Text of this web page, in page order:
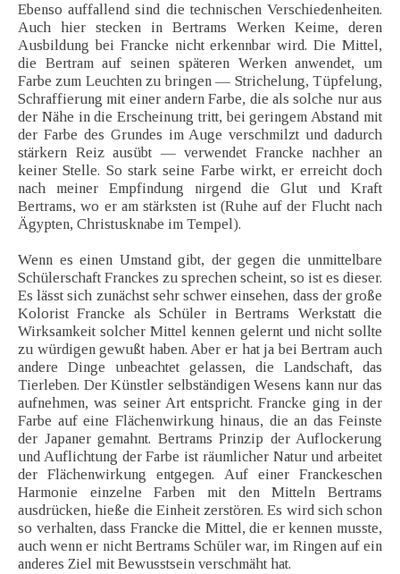
Ebenso auffallend sind die technischen Verschiedenheiten.
Auch hier stecken in Bertrams Werken Keime, deren
Ausbildung bei Francke nicht erkennbar wird. Die Mittel,
die Bertram auf seinen späteren Werken anwendet, um
Farbe zum Leuchten zu bringen — Strichelung, Tüpfelung,
Schraffierung mit einer andern Farbe, die als solche nur aus
der Nähe in die Erscheinung tritt, bei geringem Abstand mit
der Farbe des Grundes im Auge verschmilzt und dadurch
stärkern Reiz ausübt — verwendet Francke nachher an
keiner Stelle. So stark seine Farbe wirkt, er erreicht doch
nach meiner Empfindung nirgend die Glut und Kraft
Bertrams, wo er am stärksten ist (Ruhe auf der Flucht nach
Ägypten, Christusknabe im Tempel).
Wenn es einen Umstand gibt, der gegen die unmittelbare
Schülerschaft Franckes zu sprechen scheint, so ist es dieser.
Es lässt sich zunächst sehr schwer einsehen, dass der große
Kolorist Francke als Schüler in Bertrams Werkstatt die
Wirksamkeit solcher Mittel kennen gelernt und nicht sollte
zu würdigen gewußt haben. Aber er hat ja bei Bertram auch
andere Dinge unbeachtet gelassen, die Landschaft, das
Tierleben. Der Künstler selbständigen Wesens kann nur das
aufnehmen, was seiner Art entspricht. Francke ging in der
Farbe auf eine Flächenwirkung hinaus, die an das Feinste
der Japaner gemahnt. Bertrams Prinzip der Auflockerung
und Auflichtung der Farbe ist räumlicher Natur und arbeitet
der Flächenwirkung entgegen. Auf einer Franckeschen
Harmonie einzelne Farben mit den Mitteln Bertrams
ausdrücken, hieße die Einheit zerstören. Es wird sich schon
so verhalten, dass Francke die Mittel, die er kennen musste,
auch wenn er nicht Bertrams Schüler war, im Ringen auf ein
anderes Ziel mit Bewusstsein verschmäht hat.